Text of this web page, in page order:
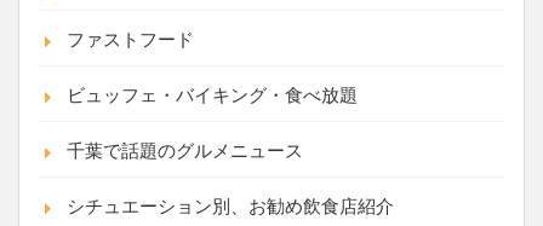
ファストフード
ビュッフェ・バイキング・食べ放題
千葉で話題のグルメニュース
シチュエーション別、お勧め飲食店紹介